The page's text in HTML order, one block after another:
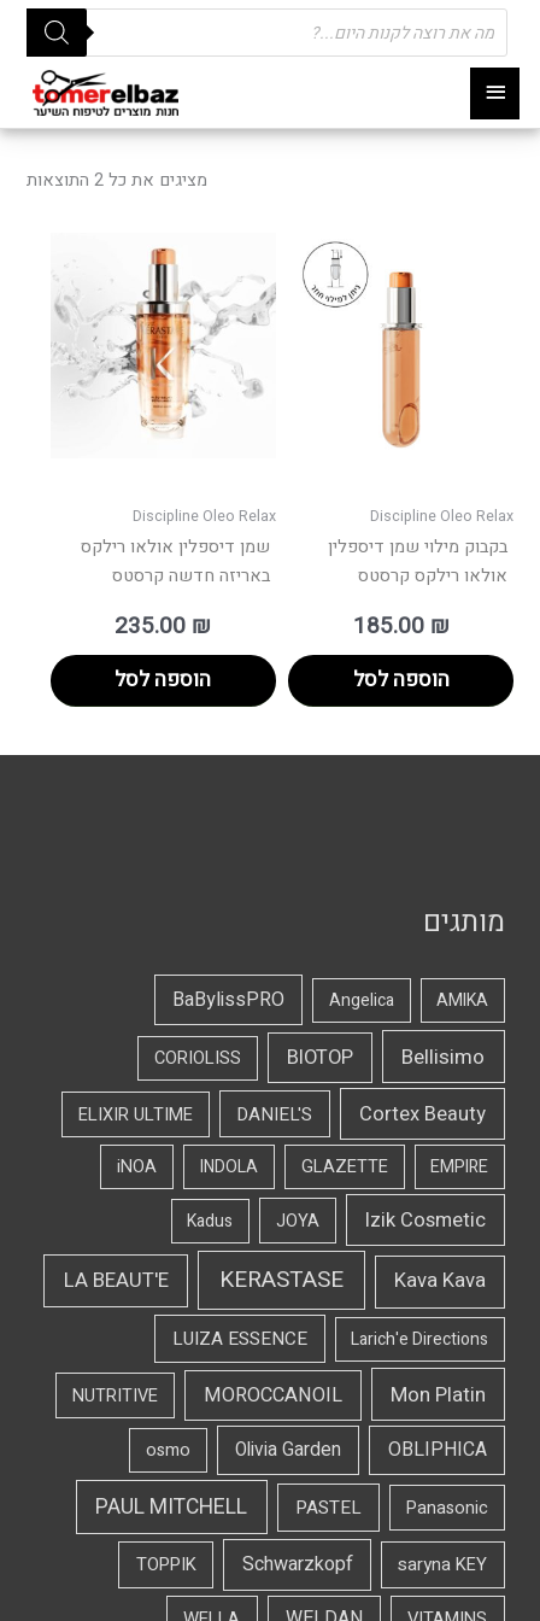
תפריט
ראשי
Products
search
מציגים את כל ⁦2⁩ התוצאות לפי
Discipline Oleo Relax
בקבוק מילוי שמן דיספלין
אולאו רילקס קרסטס
185.00 ₪
הוספה לסל
Discipline Oleo Relax
שמן דיספלין אולאו רילקס
באריזה חדשה קרסטס
235.00 ₪
הוספה לסל
מותגים
AMIKA
Angelica
BaBylissPRO
Bellisimo
BIOTOP
CORIOLISS
Cortex Beauty
DANIEL'S
ELIXIR ULTIME
EMPIRE
GLAZETTE
INDOLA
iNOA
Izik Cosmetic
JOYA
Kadus
Kava Kava
KERASTASE
LA BEAUT'E
Larich'e Directions
LUIZA ESSENCE
Mon Platin
MOROCCANOIL
NUTRITIVE
OBLIPHICA
Olivia Garden
osmo
Panasonic
PASTEL
PAUL MITCHELL
saryna KEY
Schwarzkopf
TOPPIK